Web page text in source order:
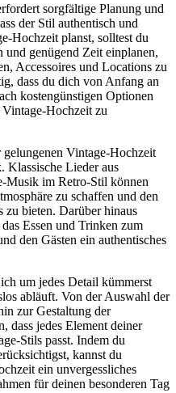
sorgfältige Planung und
der Stil authentisch und
Hochzeit planst, solltest du
genügend Zeit einplanen,
Accessoires und Locations zu
dass du dich von Anfang an
kostengünstigen Optionen
Hochzeit zu
Vintage-Hochzeit
Klassische Lieder aus
Musik im Retro-Stil können
zu schaffen und den
zu bieten. Darüber hinaus
Essen und Trinken zum
den Gästen ein authentisches
um jedes Detail kümmerst
abläuft. Von der Auswahl der
zur Gestaltung der
dass jedes Element deiner
Stils passt. Indem du
kannst du
ein unvergessliches
für deinen besonderen Tag